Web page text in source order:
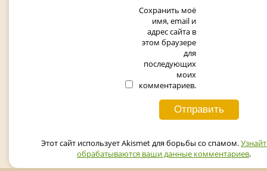
Сохранить моё
имя, email и
адрес сайта в
этом браузере
для
последующих
моих
комментариев.
Этот сайт использует Akismet для борьбы со спамом.
обрабатываются ваши данные комментариев.